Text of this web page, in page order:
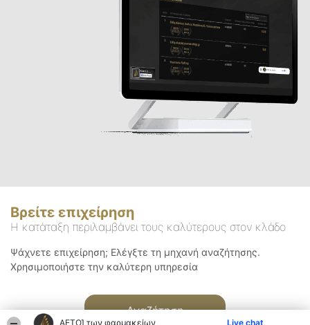
ΑΕΤΟΊ των φαρμακείων Live chat
Βρείτε επιχείρηση
Η κατάταξη περιλαμβάνει τους καλύτερους στον κλάδο
Ψάχνετε επιχείρηση; Ελέγξτε τη μηχανή αναζήτησης.
Χρησιμοποιήστε την καλύτερη υπηρεσία
Αναζήτηση